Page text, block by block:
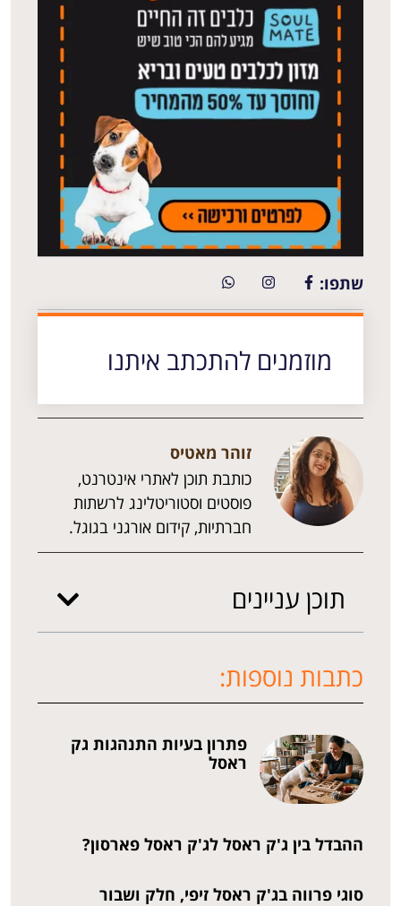
שתפו:
מוזמנים להתכתב איתנו
זוהר מאטיס
כותבת תוכן לאתרי אינטרנט,
פוסטים וסטוריטלינג לרשתות
חברתיות, קידום אורגני בגוגל.
תוכן עניינים
כתבות נוספות:
פתרון בעיות התנהגות גק
ראסל
ההבדל בין ג'ק ראסל לג'ק ראסל פארסון?
סוגי פרווה בג'ק ראסל זיפי, חלק ושבור